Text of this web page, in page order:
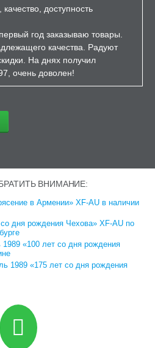
качество, доступность
год заказываю товары.
качества. Радуют
На днях получил
очень доволен!
ВНИМАНИЕ:
в Армении» XF-AU в наличии
дня рождения Чехова» XF-AU по
1989 «100 лет со дня рождения
1989 «175 лет со дня рождения